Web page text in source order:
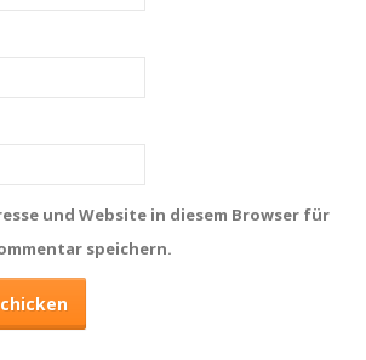
und Website in diesem Browser für
speichern.